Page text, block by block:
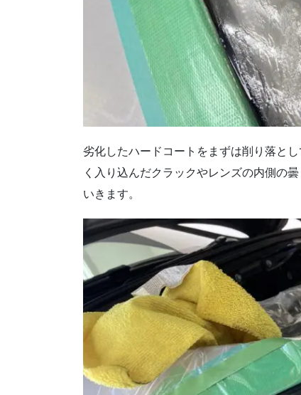
劣化したハードコートをまずは削り落と
く入り込んだクラックやレンズの内側の
いきます。